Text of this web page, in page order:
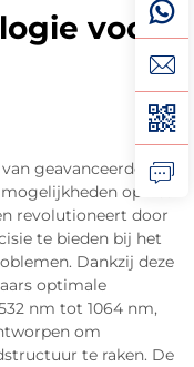
voor
geavanceerde
op het
revolutioneert door
te bieden bij het
Dankzij deze
optimale
nm tot 1064 nm,
om
te raken. De